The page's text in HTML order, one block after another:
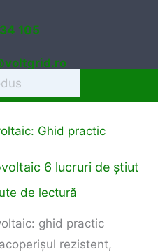
105
6 lucruri de știut
de lectură
ghid practic
rezistent,